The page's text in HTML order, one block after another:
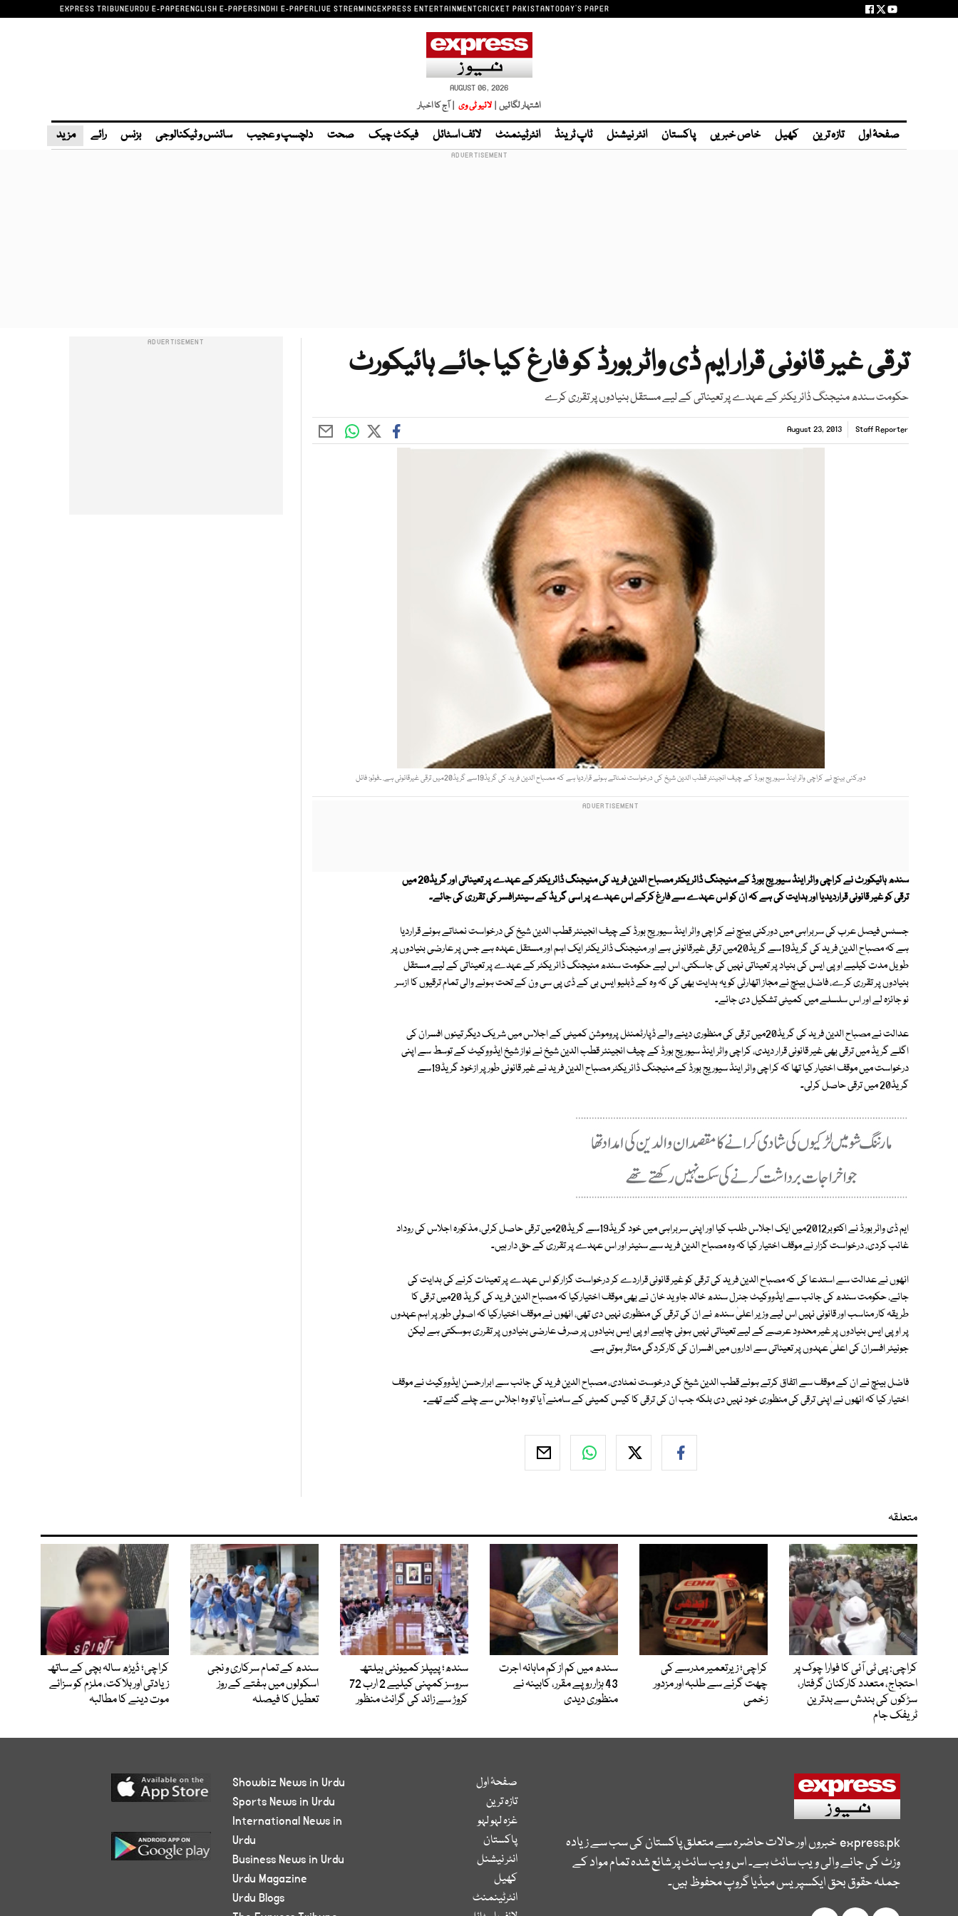
EXPRESS TRIBUNEURDU E-PAPERENGLISH E-PAPERSINDHI E-PAPERLIVE STREAMINGEXPRESS ENTERTAINMENTCRICKET PAKISTANTODAY'S PAPER
AUGUST 06, 2026
اشتہار لگائیں | لائیو ٹی وی | آج کا اخبار
صفحۂ اول تازہ ترین کھیل خاص خبریں پاکستان انٹر نیشنل ٹاپ ٹرینڈ انٹرٹینمنٹ لائف اسٹائل فیکٹ چیک صحت دلچسپ و عجیب سائنس و ٹیکنالوجی بزنس رائے مزید
ترقی غیر قانونی قرار ایم ڈی واٹر بورڈ کو فارغ کیا جائے ہائیکورٹ
حکومت سندھ منیجنگ ڈائریکٹر کے عہدے پر تعیناتی کے لیے مستقل بنیادوں پر تقرری کرے
Staff Reporter
August 23, 2013
دورکنی بینچ نے کراچی واٹر اینڈ سیوریج بورڈ کے چیف انجینئر قطب الدین شیخ کی درخواست نمٹاتے ہوئے قراردیا ہے کہ مصباح الدین فرید کی گریڈ19سے گریڈ20میں ترقی غیرقانونی ہے. ۔فوٹو: فائل
سندھ ہائیکورٹ نے کراچی واٹر اینڈ سیوریج بورڈ کے منیجنگ ڈائریکٹر مصباح الدین فرید کی منیجنگ ڈائریکٹر کے عہدے پر تعیناتی اور گریڈ20 میں
ترقی کو غیر قانونی قراردیدیا اور ہدایت کی ہے کہ ان کو اس عہدے سے فارغ کرکے اس عہدے پر اسی گریڈ کے سینئرافسر کی تقرری کی جائے۔
جسٹس فیصل عرب کی سربراہی میں دورکنی بینچ نے کراچی واٹر اینڈ سیوریج بورڈ کے چیف انجینئر قطب الدین شیخ کی درخواست نمٹاتے ہوئے قراردیا
ہے کہ مصباح الدین فرید کی گریڈ19سے گریڈ20میں ترقی غیرقانونی ہے اور منیجنگ ڈائریکٹر ایک اہم اور مستقل عہدہ ہے جس پر عارضی بنیادوں پر
طویل مدت کیلیے او پی ایس کی بنیاد پر تعیناتی نہیں کی جاسکتی، اس لیے حکومت سندھ منیجنگ ڈائریکٹر کے عہدے پر تعیناتی کے لیے مستقل
بنیادوں پر تقرری کرے، فاضل بینچ نے مجاز اتھارٹی کو یہ ہدایت بھی کی کہ وہ کے ڈبلیو ایس بی کے ڈی پی سی ون کے تحت ہونے والی تمام ترقیوں کا ازسر
نو جائزہ لے اور اس سلسلے میں کمیٹی تشکیل دی جائے۔
عدالت نے مصباح الدین فرید کی گریڈ20میں ترقی کی منظوری دینے والے ڈپارٹمنٹل پروموشن کمیٹی کے اجلاس میں شریک دیگر تینوں افسران کی
اگلے گریڈ میں ترقی بھی غیر قانونی قرار دیدی، کراچی واٹر اینڈ سیوریج بورڈ کے چیف انجینئر قطب الدین شیخ نے نواز شیخ ایڈووکیٹ کے توسط سے اپنی
درخواست میں موقف اختیار کیا تھا کہ کراچی واٹر اینڈ سیوریج بورڈ کے منیجنگ ڈائریکٹر مصباح الدین فرید نے غیر قانونی طور پر ازخود گریڈ19سے
گریڈ20 میں ترقی حاصل کرلی۔
ایم ڈی واٹر بورڈ نے اکتوبر2012میں ایک اجلاس طلب کیا اور اپنی سربراہی میں خود گریڈ19سے گریڈ20میں ترقی حاصل کرلی، مذکورہ اجلاس کی روداد
غائب کردی، درخواست گزار نے موقف اختیار کیا کہ وہ مصباح الدین فرید سے سنیئر اور اس عہدے پر تقرری کے حق دار ہیں۔
انھوں نے عدالت سے استدعا کی کہ مصباح الدین فرید کی ترقی کو غیر قانونی قراردے کر درخواست گزارکو اس عہدے پر تعینات کرنے کی ہدایت کی
جائے، حکومت سندھ کی جانب سے ایڈووکیٹ جنرل سندھ خالد جاوید خان نے بھی موقف اختیارکیا کہ مصباح الدین فرید کی گریڈ 20میں ترقی کا
طریقہ کار مناسب اور قانونی نہیں اس لیے وزیر اعلیٰ سندھ نے ان کی ترقی کی منظوری نہیں دی تھی، انھوں نے موقف اختیارکیا کہ اصولی طور پر اہم عہدوں
پر او پی ایس بنیادوں پر غیر محدود عرصے کے لیے تعیناتی نہیں ہونی چاہیے او پی ایس بنیادوں پر صرف عارضی بنیادوں پر تقرری ہوسکتی ہے لیکن
جونیئر افسران کی اعلیٰ عہدوں پر تعیناتی سے اداروں میں افسران کی کارکردگی متاثر ہوتی ہے.
فاضل بینچ نے ان کے موقف سے اتفاق کرتے ہوئے قطب الدین شیخ کی درخوست نمٹادی، مصباح الدین فرید کی جانب سے ابرارحسن ایڈووکیٹ نے موقف
اختیار کیا کہ انھوں نے اپنی ترقی کی منظوری خود نہیں دی بلکہ جب ان کی ترقی کا کیس کمیٹی کے سامنے آیا تو وہ اجلاس سے چلے گئے تھے۔
متعلقہ
کراچی: پی ٹی آئی کا فوارا چوک پر
احتجاج، متعدد کارکنان گرفتار،
سڑکوں کی بندش سے بدترین
ٹریفک جام
کراچی؛ زیرتعمیر مدرسے کی
چھت گرنے سے طلبہ اور مزدور
زخمی
سندھ میں کم از کم ماہانہ اجرت
43 ہزار روپے مقرر، کابینہ نے
منظوری دیدی
سندھ؛ پیپلز کمیونٹی ہیلتھ
سروسز کمپنی کیلیے 2 ارب 72
کروڑ سے زائد کی گرانٹ منظور
سندھ کے تمام سرکاری و نجی
اسکولوں میں ہفتے کے روز
تعطیل کا فیصلہ
کراچی؛ ڈیڑھ سالہ بچی کے ساتھ
زیادتی اور ہلاکت، ملزم کو سزائے
موت دینے کا مطالبہ
express.pkخبروں اور حالات حاضرہ سے متعلق پاکستان کی سب سے زیادہ
وزٹ کی جانے والی ویب سائٹ ہے۔ اس ویب سائٹ پر شائع شدہ تمام مواد کے
جملہ حقوق بحق ایکسپریس میڈیا گروپ محفوظ ہیں۔
صفحۂ اول
تازہ ترین
غزہ لہو لہو
پاکستان
انٹر نیشنل
کھیل
انٹرٹینمنٹ
Showbiz News in Urdu
Sports News in Urdu
International News in
Urdu
Business News in Urdu
Urdu Magazine
Urdu Blogs